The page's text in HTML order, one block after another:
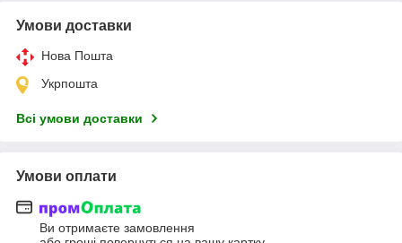
Умови доставки
Нова Пошта
Укрпошта
Всі умови доставки
Умови оплати
Ви отримаєте замовлення